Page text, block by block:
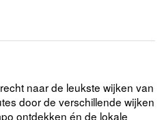
naar de leukste wijken van
door de verschillende wijken
ontdekken én de lokale